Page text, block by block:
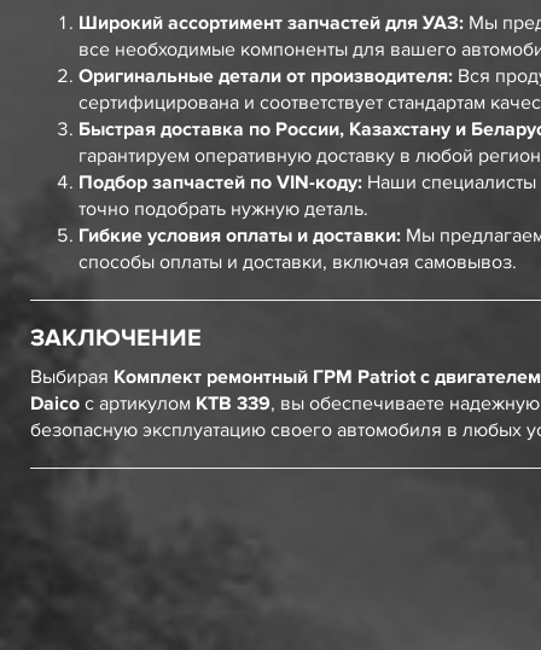
Широкий ассортимент запчастей для УАЗ: Мы
все необходимые компоненты для вашего
Оригинальные детали от производителя: Вся
сертифицирована и соответствует стандартам
Быстрая доставка по России, Казахстану и
гарантируем оперативную доставку в любой
Подбор запчастей по VIN-коду: Наши специалисты
точно подобрать нужную деталь.
Гибкие условия оплаты и доставки: Мы
способы оплаты и доставки, включая самовывоз.
ЗАКЛЮЧЕНИЕ
Выбирая Комплект ремонтный ГРМ Patriot с
Daico с артикулом KTB 339, вы обеспечиваете
безопасную эксплуатацию своего автомобиля в любых